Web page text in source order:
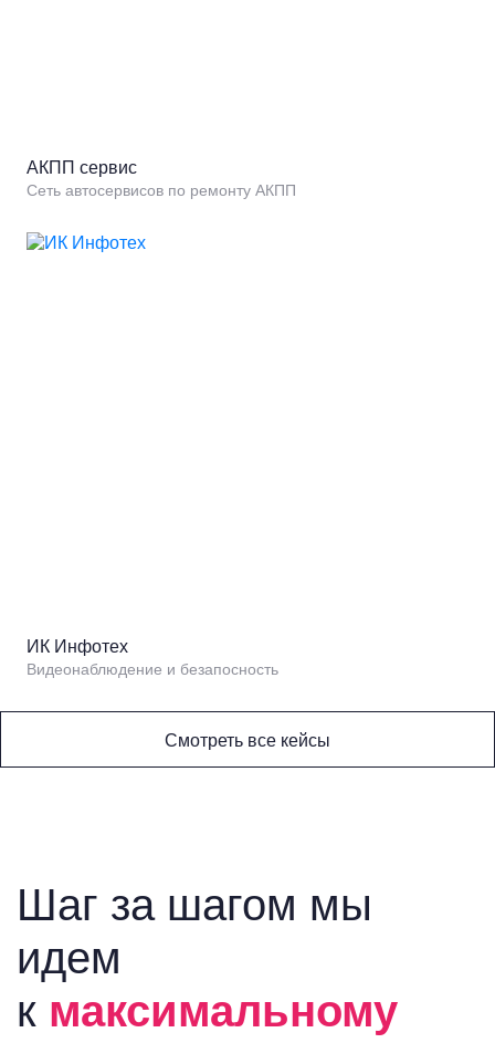
АКПП сервис
Сеть автосервисов по ремонту АКПП
ИК Инфотех
Видеонаблюдение и безапосность
Смотреть все кейсы
Шаг за шагом мы
идем
к максимальному